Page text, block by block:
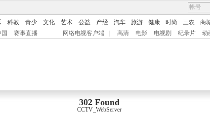
科教 青少 文化 艺术 公益 产经 汽车 旅游 健康 时尚 三农
商
赛事直播 网络电视客户端 高清 电影 电视剧 纪录片 动
302 Found
CCTV_WebServer